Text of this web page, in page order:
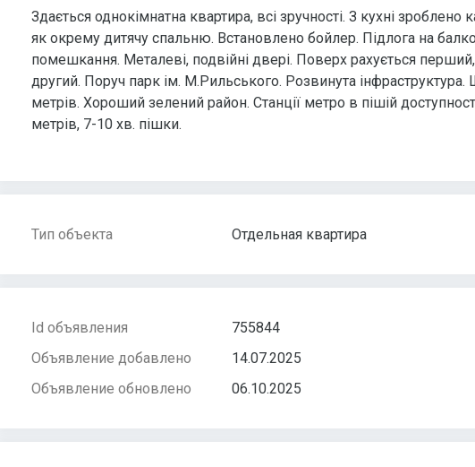
Здається однокімнатна квартира, всі зручності. З кухні
як окрему дитячу спальню. Встановлено бойлер. Підлога на
помешкання. Металеві, подвійні двері. Поверх рахується
другий. Поруч парк ім. М.Рильського. Розвинута інфраструктура.
метрів. Хороший зелений район. Станції метро в пішій
метрів, 7-10 хв. пішки.
Тип объекта Отдельная квартира
Id объявления
755844
Объявление добавлено
14.07.2025
Объявление обновлено
06.10.2025